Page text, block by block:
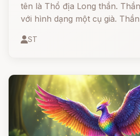
tên là Thổ địa Long thần.
với hình dạng một cụ già.
trần thế.
ST